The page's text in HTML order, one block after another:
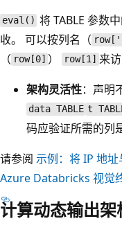
eval() 将 TABLE 参数
收。 可以按列名（
（ row[0] ） row[1] 来访
架构灵活性：声明
data TABLE t
码应验证所需的列
请参阅 示例：将 IP 地
Azure Databricks 视觉
计算动态输出架